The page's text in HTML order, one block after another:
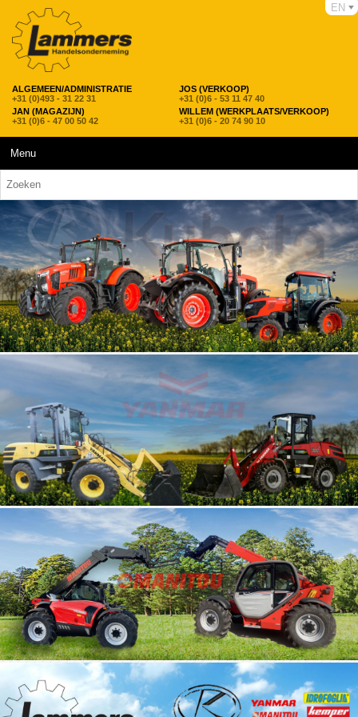
ALGEMEEN/ADMINISTRATIE
+31 (0)493 - 31 22 31
JOS (VERKOOP)
+31 (0)6 - 53 11 47 40
JAN (MAGAZIJN)
+31 (0)6 - 47 00 50 42
WILLEM (WERKPLAATS/VERKOOP)
+31 (0)6 - 20 74 90 10
EN
Menu